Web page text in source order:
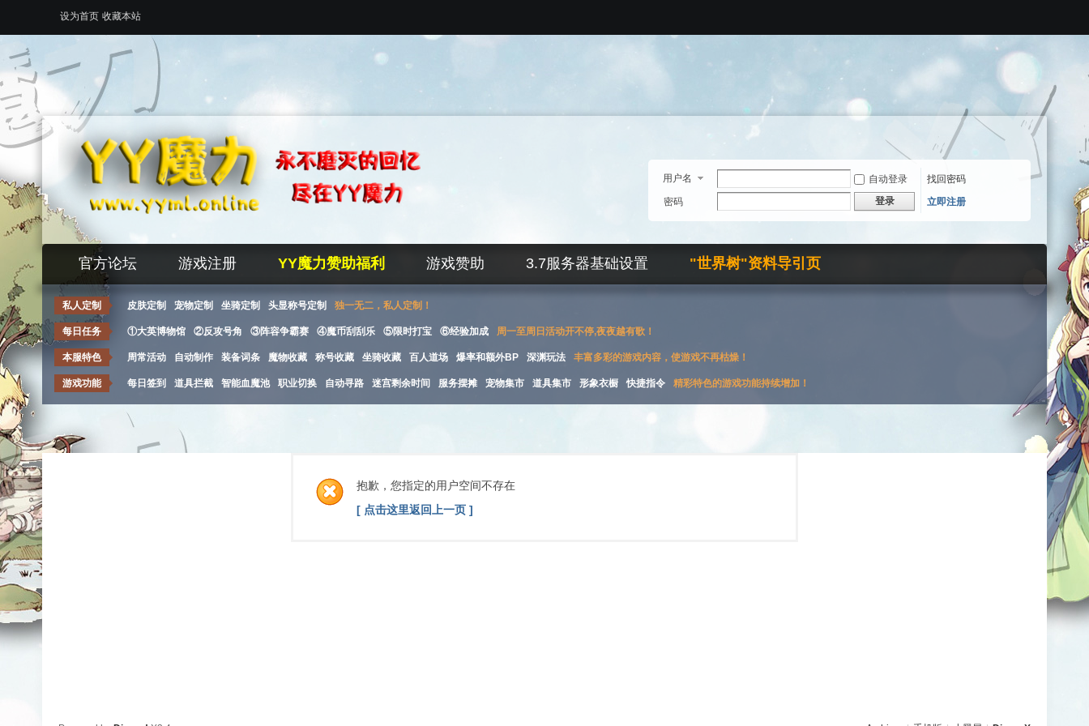
设为首页 收藏本站
用户名 自动登录
找回密码
密码
登录 立即注册
官方论坛 游戏注册 YY魔力赞助福利 游戏赞助 3.7服务器基础设置 "世界树"资料导引页
私人定制 皮肤定制 宠物定制 坐骑定制 头显称号定制 独一无二，私人定制！
每日任务 ①大英博物馆 ②反攻号角 ③阵容争霸赛 ④魔币刮刮乐 ⑤限时打宝 ⑥经验加成 周一至周日活动开不停,夜夜越有歌！
本服特色 周常活动 自动制作 装备词条 魔物收藏 称号收藏 坐骑收藏 百人道场 爆率和额外BP 深渊玩法 丰富多彩的游戏内容，使游戏不再枯燥！
游戏功能 每日签到 道具拦截 智能血魔池 职业切换 自动寻路 迷宫剩余时间 服务摆摊 宠物集市 道具集市 形象衣橱 快捷指令 精彩特色的游戏功能持续增加！
抱歉，您指定的用户空间不存在
[ 点击这里返回上一页 ]